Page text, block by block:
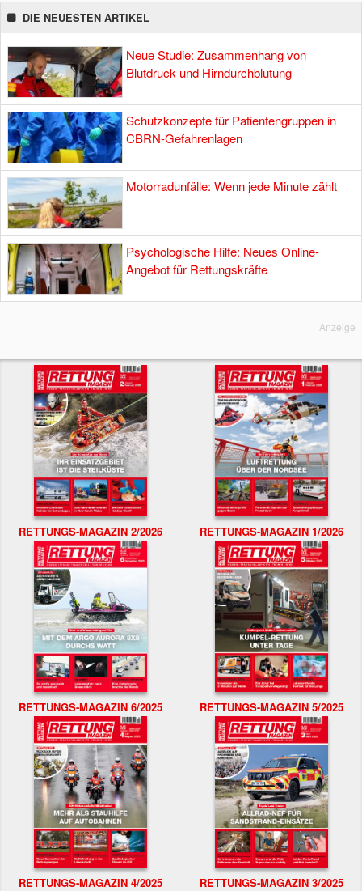
DIE NEUESTEN ARTIKEL
Neue Studie: Zusammenhang von
Blutdruck und Hirndurchblutung
Schutzkonzepte für Patientengruppen in
CBRN-Gefahrenlagen
Motorradunfälle: Wenn jede Minute zählt
Psychologische Hilfe: Neues Online-
Angebot für Rettungskräfte
Anzeige
RETTUNGS-MAGAZIN 2/2026 RETTUNGS-MAGAZIN 1/2026
RETTUNGS-MAGAZIN 6/2025 RETTUNGS-MAGAZIN 5/2025
RETTUNGS-MAGAZIN 4/2025 RETTUNGS-MAGAZIN 3/2025